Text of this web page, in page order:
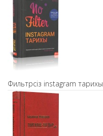
Фильтрсіз instagram тарихы